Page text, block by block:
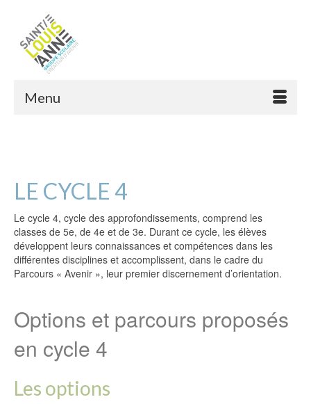
Menu
LE CYCLE 4
Le cycle 4, cycle des approfondissements, comprend les
classes de 5e, de 4e et de 3e. Durant ce cycle, les élèves
développent leurs connaissances et compétences dans les
différentes disciplines et accomplissent, dans le cadre du
Parcours « Avenir », leur premier discernement d’orientation.
Options et parcours proposés
en cycle 4
Les options